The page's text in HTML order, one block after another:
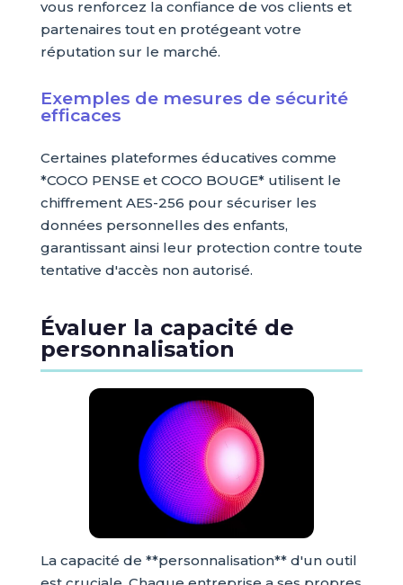
vous renforcez la confiance de vos clients et
partenaires tout en protégeant votre
réputation sur le marché.
Exemples de mesures de sécurité
efficaces
Certaines plateformes éducatives comme
*COCO PENSE et COCO BOUGE* utilisent le
chiffrement AES-256 pour sécuriser les
données personnelles des enfants,
garantissant ainsi leur protection contre toute
tentative d'accès non autorisé.
Évaluer la capacité de
personnalisation
La capacité de **personnalisation** d'un outil